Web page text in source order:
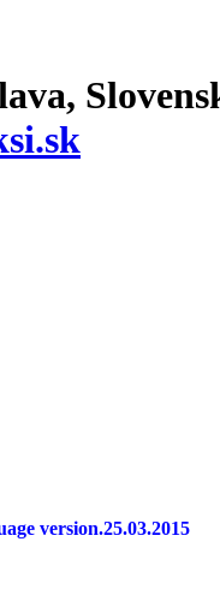
version.25.03.2015